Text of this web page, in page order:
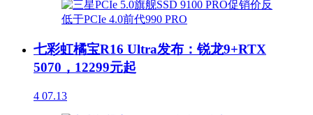
七彩虹橘宝R16 Ultra发布：锐龙9+RTX
5070，12299元起
4 07.13